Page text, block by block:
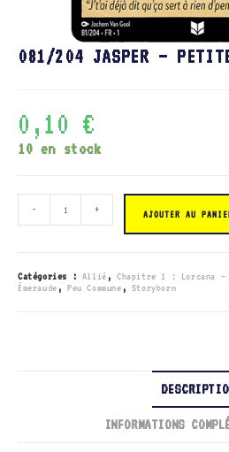
081/204 JASPER –
0,10 €
10 en stock
081/204
frappe
- + AJOUTER AU
Catégories : Allié ,Chapitre 1 : Lorcana –
Émeraude ,Peu Commune , Storyborn
INFORMATIONS